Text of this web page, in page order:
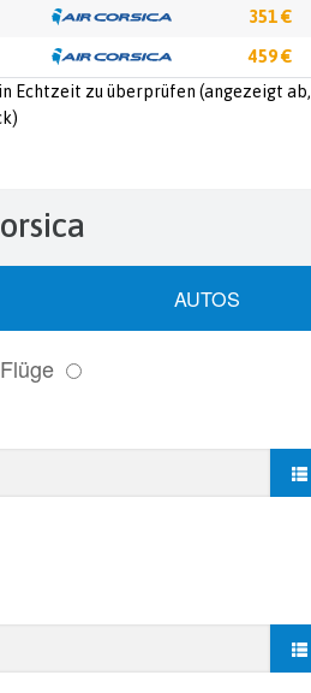
351 €
459 €
Echtzeit zu überprüfen (angezeigt ab,